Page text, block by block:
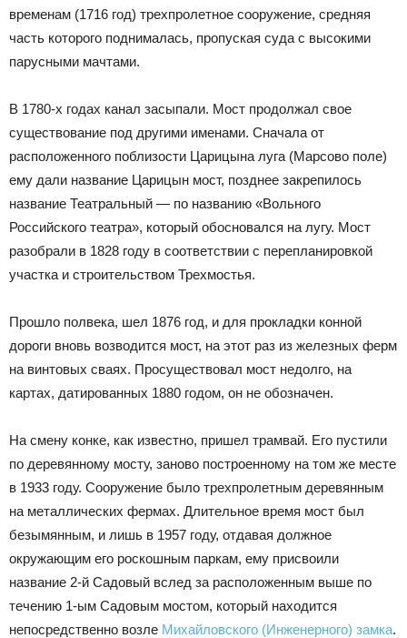
временам (1716 год) трехпролетное сооружение, средняя
часть которого поднималась, пропуская суда с высокими
парусными мачтами.
В 1780-х годах канал засыпали. Мост продолжал свое
существование под другими именами. Сначала от
расположенного поблизости Царицына луга (Марсово поле)
ему дали название Царицын мост, позднее закрепилось
название Театральный — по названию «Вольного
Российского театра», который обосновался на лугу. Мост
разобрали в 1828 году в соответствии с перепланировкой
участка и строительством Трехмостья.
Прошло полвека, шел 1876 год, и для прокладки конной
дороги вновь возводится мост, на этот раз из железных ферм
на винтовых сваях. Просуществовал мост недолго, на
картах, датированных 1880 годом, он не обозначен.
На смену конке, как известно, пришел трамвай. Его пустили
по деревянному мосту, заново построенному на том же месте
в 1933 году. Сооружение было трехпролетным деревянным
на металлических фермах. Длительное время мост был
безымянным, и лишь в 1957 году, отдавая должное
окружающим его роскошным паркам, ему присвоили
название 2-й Садовый вслед за расположенным выше по
течению 1-ым Садовым мостом, который находится
непосредственно возле Михайловского (Инженерного) замка.